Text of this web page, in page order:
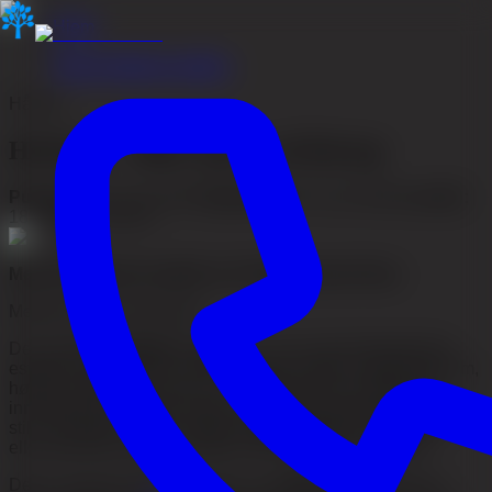
/
Hårlinje – ulike typer ved hårtap
Oppdatert 29. mai 2026
min Firo Esmer
Medisinsk gjennomgått av
Dr Mohammed Abas
Medisinsk ansvarlig lege
Den frontale
hårlinjen
utgjør en av de mest fremtredende
estetiske strukturene i det mannlige ansiktet. Hårfestets form,
høyde og tetthet rammer inn ansiktet og har avgjørende
innvirkning på opplevd alder, ansiktssymmetri og personlig
stil. Endringer i dette området, tilbaketrekkende tinninger
eller generell tynning, påvirker ofte selvtilliten negativt.
Det er vanlig at menn opplever en
dårlig hårlinje
når de